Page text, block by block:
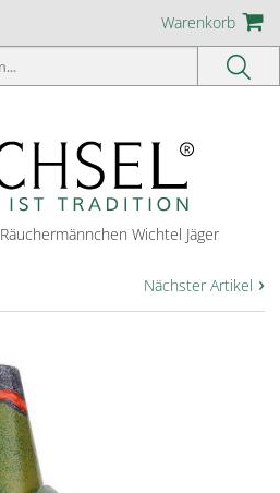
Warenkorb
Räuchermännchen Wichtel Jäger
Nächster Artikel ›